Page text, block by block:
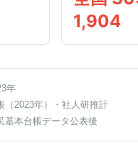
1,904
年
2023年）
・社人研推計
基本台帳データ公表後